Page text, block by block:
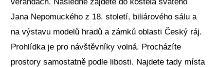
Jana Nepomuckého z 18. století, biliárového sálu a
na výstavu modelů hradů a zámků oblasti Český ráj.
Prohlídka je pro návštěvníky volná. Procházíte
prostory samostatně podle libosti. Najdete tady místa